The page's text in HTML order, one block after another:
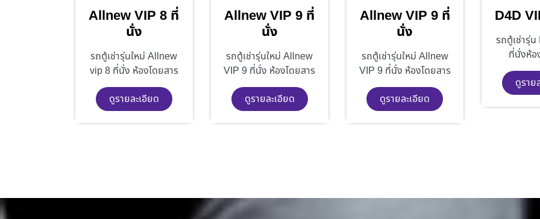
Allnew VIP 8 ที่
นั่ง
รถตู้เช่ารุ่นใหม่ Allnew
vip 8 ที่นั่ง ห้องโดยสาร
ดูรายละเอียด
Allnew VIP 9 ที่
นั่ง
รถตู้เช่ารุ่นใหม่ Allnew
VIP 9 ที่นั่ง ห้องโดยสาร
ดูรายละเอียด
Allnew VIP 9 ที่
นั่ง
รถตู้เช่ารุ่นใหม่ Allnew
VIP 9 ที่นั่ง ห้องโดยสาร
ดูรายละเอียด
D4D
รถตู้เช่ารุ่
ที่นั่งห้อ
ดูราย